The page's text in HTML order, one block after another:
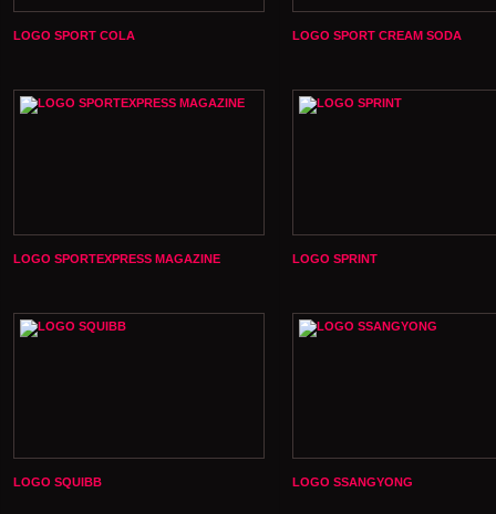
LOGO SPORT COLA LOGO SPORT CREAM SODA
LOGO SPORTEXPRESS MAGAZINE LOGO SPRINT
LOGO SQUIBB LOGO SSANGYONG